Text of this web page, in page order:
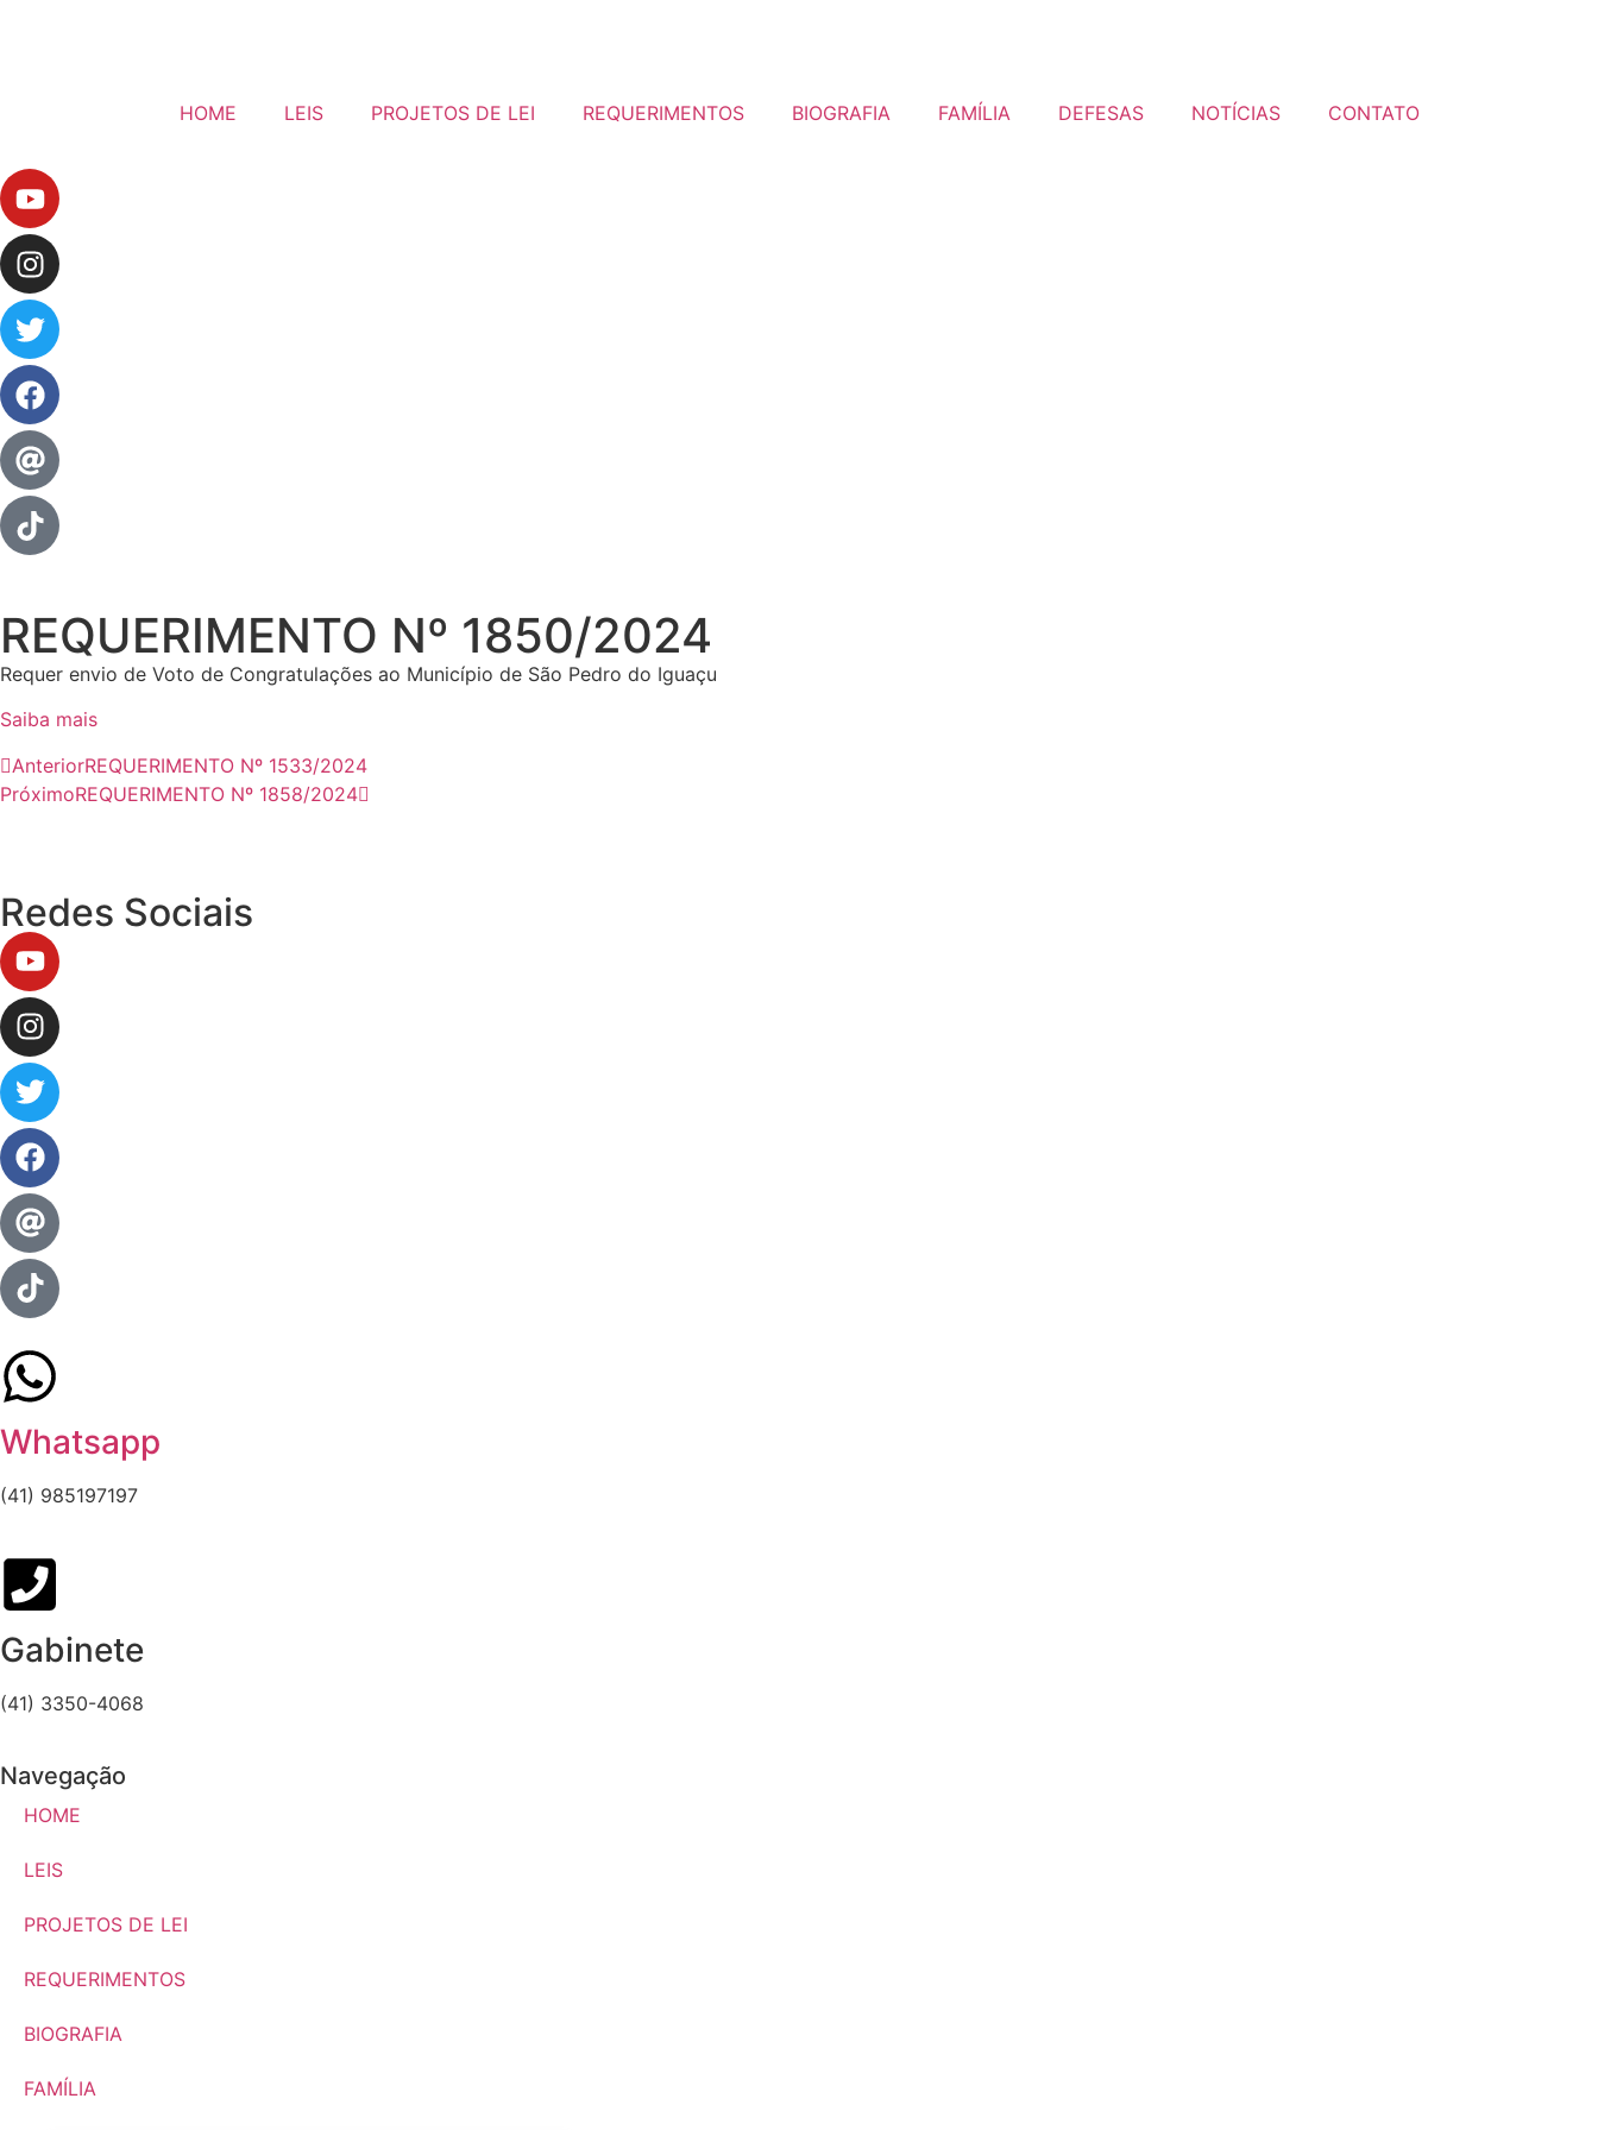
HOME LEIS PROJETOS DE LEI REQUERIMENTOS BIOGRAFIA FAMÍLIA DEFESAS NOTÍCIAS CONTATO
REQUERIMENTO Nº 1850/2024
Requer envio de Voto de Congratulações ao Município de São Pedro do Iguaçu
Saiba mais
AnteriorREQUERIMENTO Nº 1533/2024
PróximoREQUERIMENTO Nº 1858/2024
Redes Sociais
Whatsapp
(41) 985197197
Gabinete
(41) 3350-4068
Navegação
HOME
LEIS
PROJETOS DE LEI
REQUERIMENTOS
BIOGRAFIA
FAMÍLIA